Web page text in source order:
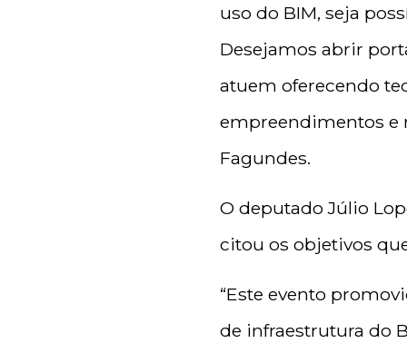
uso do BIM, seja
Desejamos abrir
atuem oferecendo
empreendimentos e
Fagundes.
O deputado Júlio
citou os objetivos
“Este evento
de infraestrutura do